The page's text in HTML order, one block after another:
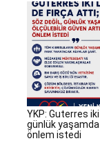
YKP: Guterres
günlük yaşamda
önlem istedi